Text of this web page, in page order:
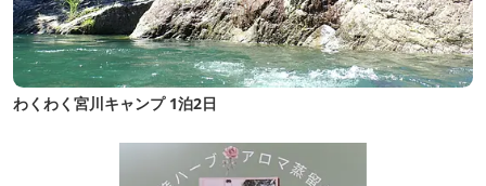
わくわく宮川キャンプ 1泊2日